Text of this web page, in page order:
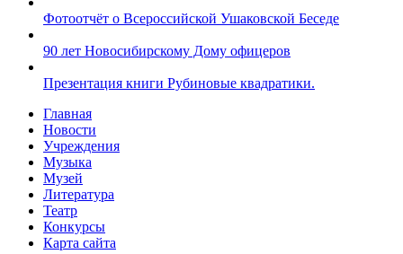
Фотоотчёт о Всероссийской Ушаковской Беседе
90 лет Новосибирскому Дому офицеров
Презентация книги Рубиновые квадратики.
Главная
Новости
Учреждения
Музыка
Музей
Литература
Театр
Конкурсы
Карта сайта